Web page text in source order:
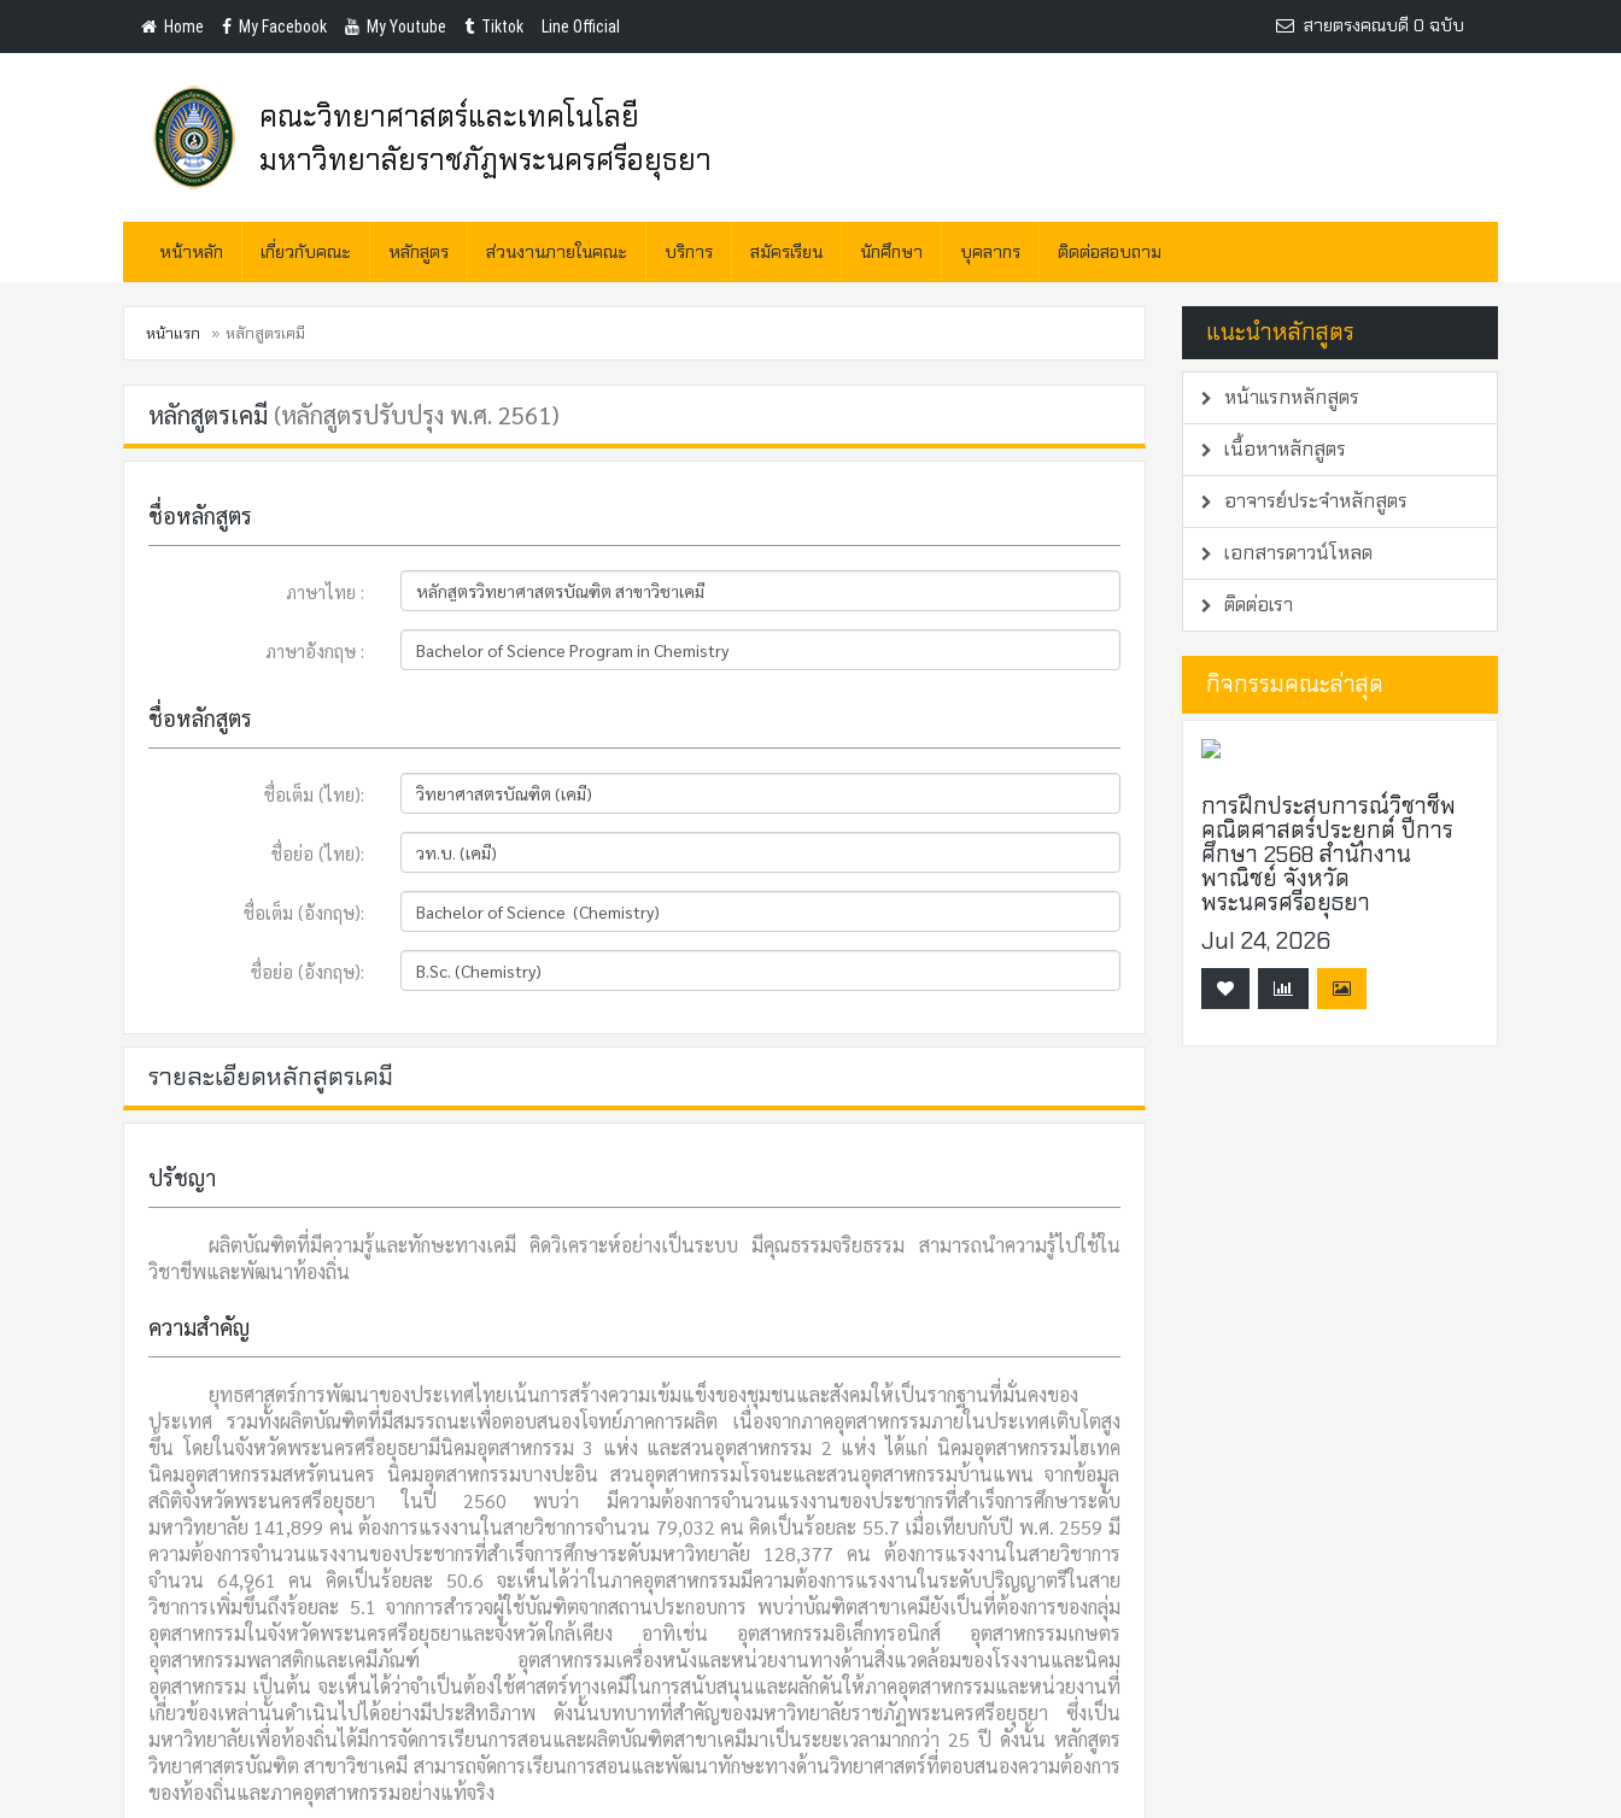
Home My Facebook My Youtube Tiktok Line Official สายตรงคณบดี 0 ฉบับ
คณะวิทยาศาสตร์และเทคโนโลยี
มหาวิทยาลัยราชภัฏพระนครศรีอยุธยา
หน้าหลัก เกี่ยวกับคณะ หลักสูตร ส่วนงานภายในคณะ บริการ สมัครเรียน นักศึกษา บุคลากร ติดต่อสอบถาม
หน้าแรก หลักสูตรเคมี
หลักสูตรเคมี (หลักสูตรปรับปรุง พ.ศ. 2561)
ชื่อหลักสูตร
ภาษาไทย :
ภาษาอังกฤษ :
ชื่อหลักสูตร
ชื่อเต็ม (ไทย):
ชื่อย่อ (ไทย):
ชื่อเต็ม (อังกฤษ):
ชื่อย่อ (อังกฤษ):
รายละเอียดหลักสูตรเคมี
ปรัชญา
ผลิตบัณฑิตที่มีความรู้และทักษะทางเคมี คิดวิเคราะห์อย่างเป็นระบบ มีคุณธรรมจริยธรรม สามารถนำความรู้ไปใช้ใน
วิชาชีพและพัฒนาท้องถิ่น
ความสำคัญ
ยุทธศาสตร์การพัฒนาของประเทศไทยเน้นการสร้างความเข้มแข็งของชุมชนและสังคมให้เป็นรากฐานที่มั่นคงของ
ประเทศ รวมทั้งผลิตบัณฑิตที่มีสมรรถนะเพื่อตอบสนองโจทย์ภาคการผลิต เนื่องจากภาคอุตสาหกรรมภายในประเทศเติบโตสูง
ขึ้น โดยในจังหวัดพระนครศรีอยุธยามีนิคมอุตสาหกรรม 3 แห่ง และสวนอุตสาหกรรม 2 แห่ง ได้แก่ นิคมอุตสาหกรรมไฮเทค
นิคมอุตสาหกรรมสหรัตนนคร นิคมอุตสาหกรรมบางปะอิน สวนอุตสาหกรรมโรจนะและสวนอุตสาหกรรมบ้านแพน จากข้อมูล
สถิติจังหวัดพระนครศรีอยุธยา ในปี 2560 พบว่า มีความต้องการจำนวนแรงงานของประชากรที่สำเร็จการศึกษาระดับ
มหาวิทยาลัย 141,899 คน ต้องการแรงงานในสายวิชาการจำนวน 79,032 คน คิดเป็นร้อยละ 55.7 เมื่อเทียบกับปี พ.ศ. 2559 มี
ความต้องการจำนวนแรงงานของประชากรที่สำเร็จการศึกษาระดับมหาวิทยาลัย 128,377 คน ต้องการแรงงานในสายวิชาการ
จำนวน 64,961 คน คิดเป็นร้อยละ 50.6 จะเห็นได้ว่าในภาคอุตสาหกรรมมีความต้องการแรงงานในระดับปริญญาตรีในสาย
วิชาการเพิ่มขึ้นถึงร้อยละ 5.1 จากการสำรวจผู้ใช้บัณฑิตจากสถานประกอบการ พบว่าบัณฑิตสาขาเคมียังเป็นที่ต้องการของกลุ่ม
อุตสาหกรรมในจังหวัดพระนครศรีอยุธยาและจังหวัดใกล้เคียง อาทิเช่น อุตสาหกรรมอิเล็กทรอนิกส์ อุตสาหกรรมเกษตร
อุตสาหกรรมพลาสติกและเคมีภัณฑ์ อุตสาหกรรมเครื่องหนังและหน่วยงานทางด้านสิ่งแวดล้อมของโรงงานและนิคม
อุตสาหกรรม เป็นต้น จะเห็นได้ว่าจำเป็นต้องใช้ศาสตร์ทางเคมีในการสนับสนุนและผลักดันให้ภาคอุตสาหกรรมและหน่วยงานที่
เกี่ยวข้องเหล่านั้นดำเนินไปได้อย่างมีประสิทธิภาพ ดังนั้นบทบาทที่สำคัญของมหาวิทยาลัยราชภัฏพระนครศรีอยุธยา ซึ่งเป็น
มหาวิทยาลัยเพื่อท้องถิ่นได้มีการจัดการเรียนการสอนและผลิตบัณฑิตสาขาเคมีมาเป็นระยะเวลามากกว่า 25 ปี ดังนั้น หลักสูตร
วิทยาศาสตรบัณฑิต สาขาวิชาเคมี สามารถจัดการเรียนการสอนและพัฒนาทักษะทางด้านวิทยาศาสตร์ที่ตอบสนองความต้องการ
ของท้องถิ่นและภาคอุตสาหกรรมอย่างแท้จริง
แนะนำหลักสูตร
หน้าแรกหลักสูตร
เนื้อหาหลักสูตร
อาจารย์ประจำหลักสูตร
เอกสารดาวน์โหลด
ติดต่อเรา
กิจกรรมคณะล่าสุด
การฝึกประสบการณ์วิชาชีพ
คณิตศาสตร์ประยุกต์ ปีการ
ศึกษา 2568 สำนักงาน
พาณิชย์ จังหวัด
พระนครศรีอยุธยา
Jul 24, 2026